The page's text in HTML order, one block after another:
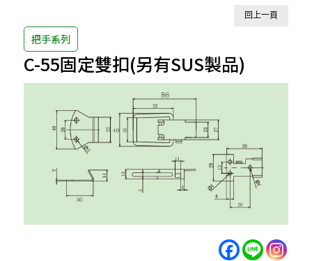
回上一頁
把手系列
C-55固定雙扣(另有SUS製品)